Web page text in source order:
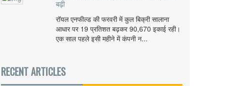
बढ़ी
रॉयल एनफील्ड की फरवरी में कुल बिक्री सालाना
आधार पर 19 प्रतिशत बढ़कर 90,670 इकाई रही।
एक साल पहले इसी महीने में कंपनी न...
RECENT ARTICLES